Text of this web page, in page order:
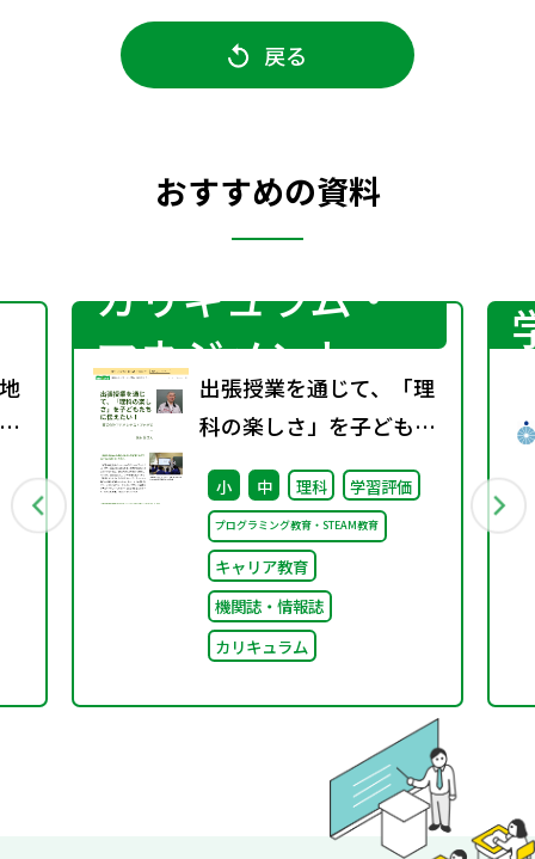
戻る
おすすめの資料
カリキュラム・
マネジメント
出張授業を通じて、「理
科の楽しさ」を子どもた
ちに伝えたい！ （理科の
ミカタWeb）
小 中 理科 学習評価
プログラミング教育・STEAM教育
キャリア教育
機関誌・情報誌
カリキュラム